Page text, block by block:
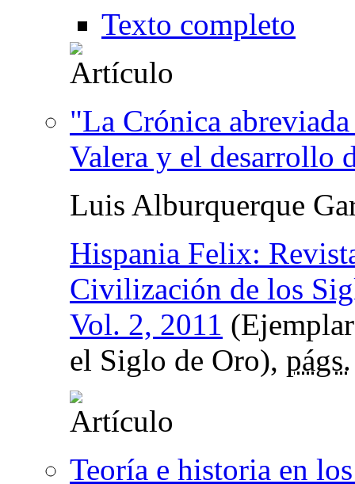
Texto completo
"La Crónica
Valera y el desarrollo
Luis Alburquerque
Hispania Felix:
Civilización de los
Vol. 2, 2011
el Siglo de Oro), págs.
Teoría e historia en